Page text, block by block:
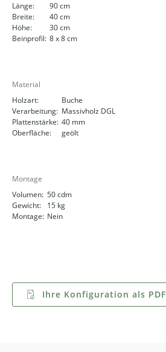
Länge:
90 cm
Breite:
40 cm
Höhe:
30 cm
Beinprofil: 8 x 8 cm
Material
Holzart:
Buche
Verarbeitung: Massivholz DGL
Plattenstärke: 40 mm
Oberfläche:
geölt
Montage
Volumen: 50 cdm
Gewicht:
15 kg
Montage: Nein
Ihre Konfiguration als PDF